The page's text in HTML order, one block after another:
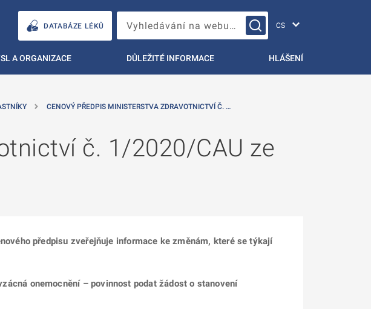
DATABÁZE LÉKŮ Vyhledávání na webu…
A ORGANIZACE DŮLEŽITÉ INFORMACE HLÁŠENÍ
CENOVÝ PŘEDPIS MINISTERSTVA ZDRAVOTNICTVÍ Č. …
č. 1/2020/CAU ze
předpisu zveřejňuje informace ke změnám, které se týkají
onemocnění – povinnost podat žádost o stanovení